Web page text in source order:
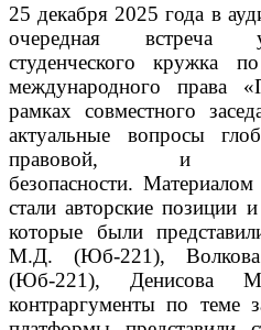
25 декабря 2025 года в
очередная встреча
студенческого кружка
международного права
рамках совместного
актуальные вопросы
правовой, и
безопасности.
стали авторские позиции
которые были
М.Д. (Юб-221),
(Юб-221), Денисова
контраргументы по теме